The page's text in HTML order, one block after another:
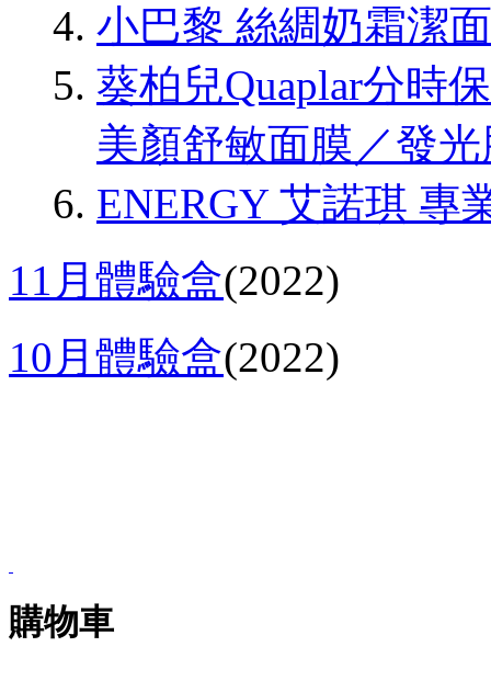
小巴黎 絲綢奶霜潔
葵柏兒Quaplar分時
美顏舒敏面膜／發
ENERGY 艾諾琪 專
11月體驗盒(2022)
10月體驗盒(2022)
購物車